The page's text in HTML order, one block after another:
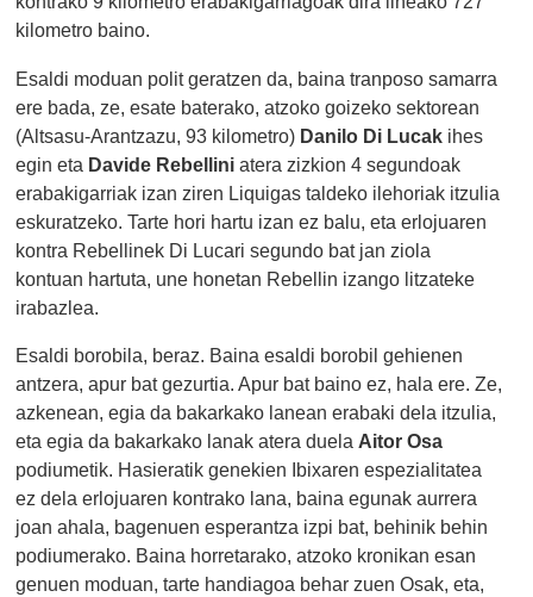
kilometro baino.
Esaldi moduan polit geratzen da, baina tranposo samarra
ere bada, ze, esate baterako, atzoko goizeko sektorean
(Altsasu-Arantzazu, 93 kilometro) Danilo Di Lucak ihes
egin eta Davide Rebellini atera zizkion 4 segundoak
erabakigarriak izan ziren Liquigas taldeko ilehoriak itzulia
eskuratzeko. Tarte hori hartu izan ez balu, eta erlojuaren
kontra Rebellinek Di Lucari segundo bat jan ziola
kontuan hartuta, une honetan Rebellin izango litzateke
irabazlea.
Esaldi borobila, beraz. Baina esaldi borobil gehienen
antzera, apur bat gezurtia. Apur bat baino ez, hala ere. Ze,
azkenean, egia da bakarkako lanean erabaki dela itzulia,
eta egia da bakarkako lanak atera duela Aitor Osa
podiumetik. Hasieratik genekien Ibixaren espezialitatea
ez dela erlojuaren kontrako lana, baina egunak aurrera
joan ahala, bagenuen esperantza izpi bat, behinik behin
podiumerako. Baina horretarako, atzoko kronikan esan
genuen moduan, tarte handiagoa behar zuen Osak, eta,